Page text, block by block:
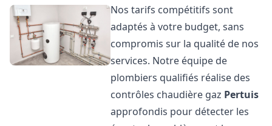
Nos tarifs compétitifs sont
adaptés à votre budget, sans
compromis sur la qualité de nos
services. Notre équipe de
plombiers qualifiés réalise des
contrôles chaudière gaz Pertuis
approfondis pour détecter les